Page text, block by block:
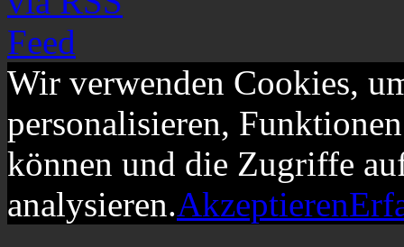
Wir verwenden Cookies,
personalisieren,
können und die Zugriffe
analysieren.Akzeptieren